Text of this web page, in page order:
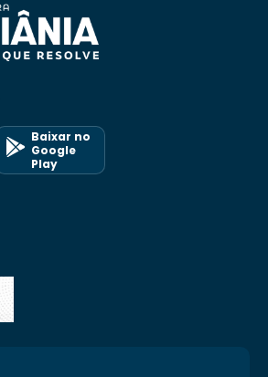
Baixar no
Google
Play